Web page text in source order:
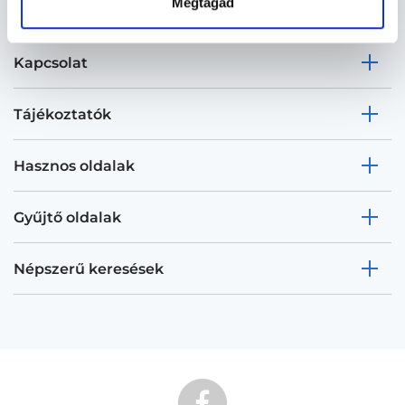
Kapcsolat
Tájékoztatók
Hasznos oldalak
Gyűjtő oldalak
Népszerű keresések